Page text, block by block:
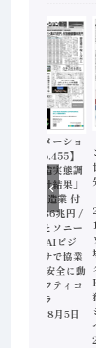
【オートメーショ
ン新聞 No.455】
「経済構造実態調
査二次集計結果」
2024年製造業 付
加価値額86兆円 /
三菱電機とソニー
セミコン AIビジ
ョンセンサで協業
/ IDEC、安全に動
かすセーフティコ
ントローラ
（2026年8月5日